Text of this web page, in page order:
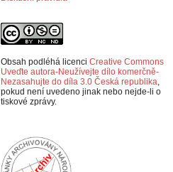
Obsah podléhá licenci Creative Commons
Uveďte autora-Neužívejte dílo komerčně-
Nezasahujte do díla 3.0 Česká republika,
pokud není uvedeno jinak nebo nejde-li o
tiskové zprávy.